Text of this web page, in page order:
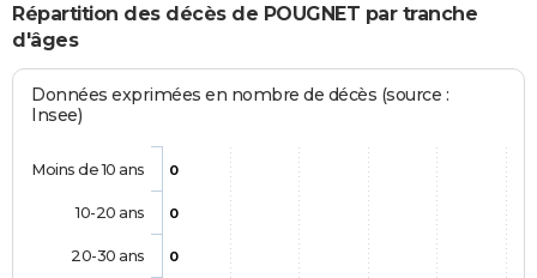
Répartition des décès de POUGNET par tranche
d'âges
Données exprimées en nombre de décès (source :
Insee)
0
0
0
Moins de 10 ans
10-20 ans
20-30 ans